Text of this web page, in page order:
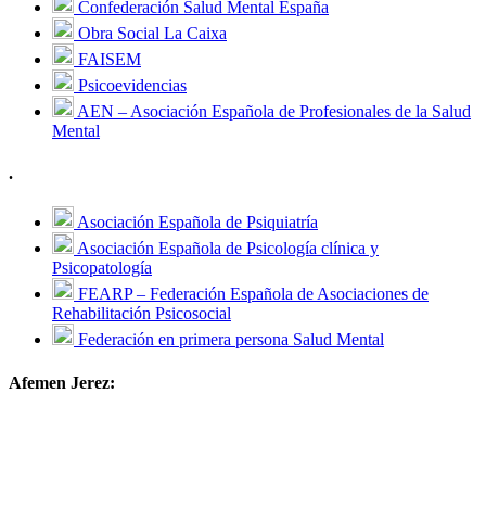
Confederación Salud Mental España
Obra Social La Caixa
FAISEM
Psicoevidencias
AEN – Asociación Española de Profesionales de la Salud
Mental
.
Asociación Española de Psiquiatría
Asociación Española de Psicología clínica y
Psicopatología
FEARP – Federación Española de Asociaciones de
Rehabilitación Psicosocial
Federación en primera persona Salud Mental
Afemen Jerez: